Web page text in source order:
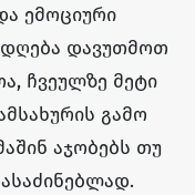
ემოციური
დავუთმოთ
ჩვეულზე მეტი
გამო
აჯობებს თუ